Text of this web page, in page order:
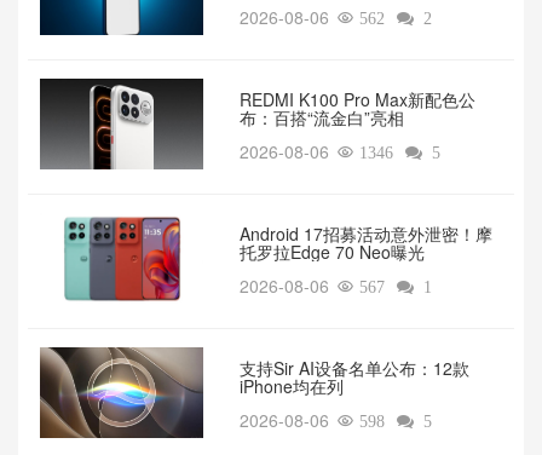
2026-08-06  562  2
REDMI K100 Pro Max新配色公
布：百搭“流金白”亮相
2026-08-06  1346  5
Android 17招募活动意外泄密！摩
托罗拉Edge 70 Neo曝光
2026-08-06  567  1
支持Sir AI设备名单公布：12款
iPhone均在列
2026-08-06  598  5